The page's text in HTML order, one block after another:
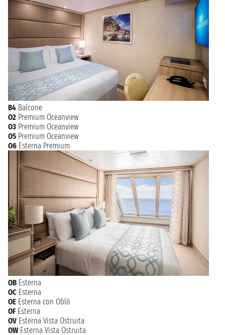
B4 Balcone
O2 Premium Oceanview
O3 Premium Oceanview
O5 Premium Oceanview
O6 Esterna Premium
OB Esterna
OC Esterna
OE Esterna con Oblò
OF Esterna
OV Esterna Vista Ostruita
OW Esterna Vista Ostruita